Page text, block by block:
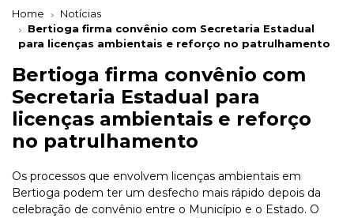
Home
Notícias
Bertioga firma convênio com Secretaria Estadual
para licenças ambientais e reforço no patrulhamento
Bertioga firma convênio com
Secretaria Estadual para
licenças ambientais e reforço
no patrulhamento
Os processos que envolvem licenças ambientais em
Bertioga podem ter um desfecho mais rápido depois da
celebração de convênio entre o Município e o Estado. O